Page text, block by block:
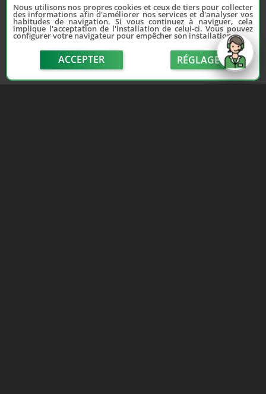
Nous utilisons nos propres cookies et ceux de tiers pour collecter
des informations afin d'améliorer nos services et d'analyser vos
habitudes de navigation. Si vous continuez à naviguer, cela
implique l'acceptation de l'installation de celui-ci. Vous pouvez
configurer votre navigateur pour empêcher son installation.
ACCEPTER RÉGLAGE